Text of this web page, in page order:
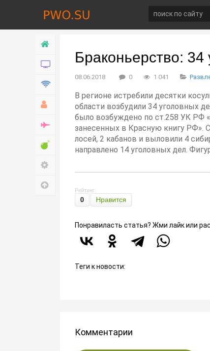
Новости
Хобби
Война
Развлечение
Браконьерство:
08.06.2018 0 1 041
В регионе истребили десятки
области возбудили 34 уголовных
было возбуждено по ст.258 УК РФ
занесенных в Красную книгу РФ».
лосей, 2 кабанов и выловили 4
направлено 14 уголовных дел.
Рейтинг:
0 Нравится
Понравиласть статья? Жми лайк или
Теги к новости:
Комментарии